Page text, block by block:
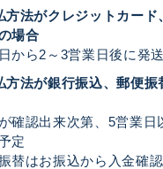
方法がクレジットカード
場合
から2～3営業日後に発
方法が銀行振込、郵便振
確認出来次第、5営業日
定
替はお振込から入金確